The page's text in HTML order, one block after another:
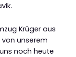
Krüger aus
unserem
noch heute